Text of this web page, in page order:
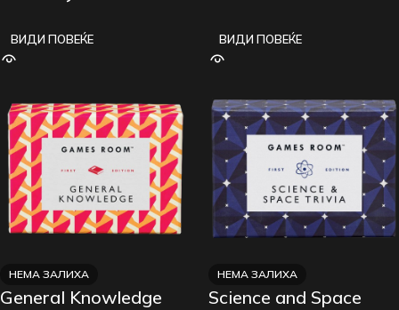
ВИДИ ПОВЕЌЕ ВИДИ ПОВЕЌЕ
НЕМА ЗАЛИХА
General Knowledge
НЕМА ЗАЛИХА
Science and Space